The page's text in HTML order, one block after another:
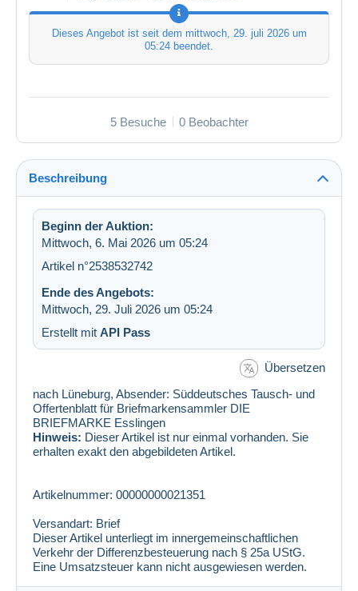
Dieses Angebot ist seit dem mittwoch, 29. juli 2026 um
05:24 beendet.
5 Besuche 0 Beobachter
Beschreibung
Beginn der Auktion:
Mittwoch, 6. Mai 2026 um 05:24
Artikel n°2538532742
Ende des Angebots:
Mittwoch, 29. Juli 2026 um 05:24
Erstellt mit API Pass
Übersetzen
nach Lüneburg, Absender: Süddeutsches Tausch- und
Offertenblatt für Briefmarkensammler DIE
BRIEFMARKE Esslingen
Hinweis: Dieser Artikel ist nur einmal vorhanden. Sie
erhalten exakt den abgebildeten Artikel.
Artikelnummer: 00000000021351
Versandart: Brief
Dieser Artikel unterliegt im innergemeinschaftlichen
Verkehr der Differenzbesteuerung nach § 25a UStG.
Eine Umsatzsteuer kann nicht ausgewiesen werden.